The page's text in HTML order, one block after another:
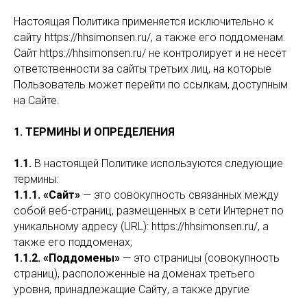
Настоящая Политика применяется исключительно к
сайту https://hhsimonsen.ru/, а также его поддоменам.
Сайт https://hhsimonsen.ru/ не контролирует и не несёт
ответственности за сайты третьих лиц, на которые
Пользователь может перейти по ссылкам, доступным
на Сайте.
1. ТЕРМИНЫ И ОПРЕДЕЛЕНИЯ
1.1. В настоящей Политике используются следующие
термины:
1.1.1. «Сайт» — это совокупность связанных между
собой веб-страниц, размещенных в сети Интернет по
уникальному адресу (URL): https://hhsimonsen.ru/, а
также его поддоменах;
1.1.2. «Поддомены» — это страницы (совокупность
страниц), расположенные на доменах третьего
уровня, принадлежащие Сайту, а также другие